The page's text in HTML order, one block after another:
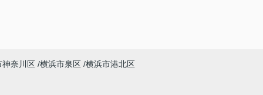
神奈川区 横浜市泉区 横浜市港北区